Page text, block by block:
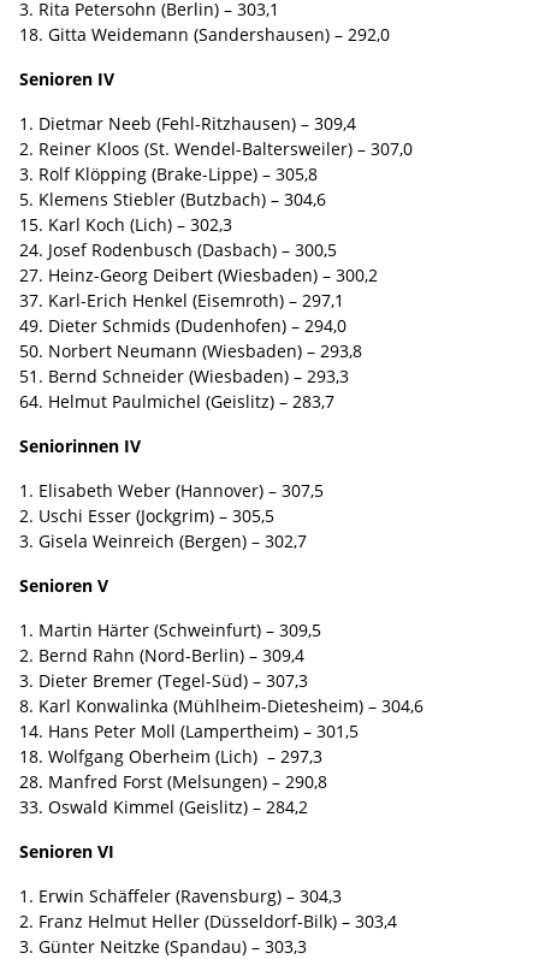
3. Rita Petersohn (Berlin) – 303,1
18. Gitta Weidemann (Sandershausen) – 292,0
Senioren IV
1. Dietmar Neeb (Fehl-Ritzhausen) – 309,4
2. Reiner Kloos (St. Wendel-Baltersweiler) – 307,0
3. Rolf Klöpping (Brake-Lippe) – 305,8
5. Klemens Stiebler (Butzbach) – 304,6
15. Karl Koch (Lich) – 302,3
24. Josef Rodenbusch (Dasbach) – 300,5
27. Heinz-Georg Deibert (Wiesbaden) – 300,2
37. Karl-Erich Henkel (Eisemroth) – 297,1
49. Dieter Schmids (Dudenhofen) – 294,0
50. Norbert Neumann (Wiesbaden) – 293,8
51. Bernd Schneider (Wiesbaden) – 293,3
64. Helmut Paulmichel (Geislitz) – 283,7
Seniorinnen IV
1. Elisabeth Weber (Hannover) – 307,5
2. Uschi Esser (Jockgrim) – 305,5
3. Gisela Weinreich (Bergen) – 302,7
Senioren V
1. Martin Härter (Schweinfurt) – 309,5
2. Bernd Rahn (Nord-Berlin) – 309,4
3. Dieter Bremer (Tegel-Süd) – 307,3
8. Karl Konwalinka (Mühlheim-Dietesheim) – 304,6
14. Hans Peter Moll (Lampertheim) – 301,5
18. Wolfgang Oberheim (Lich) – 297,3
28. Manfred Forst (Melsungen) – 290,8
33. Oswald Kimmel (Geislitz) – 284,2
Senioren VI
1. Erwin Schäffeler (Ravensburg) – 304,3
2. Franz Helmut Heller (Düsseldorf-Bilk) – 303,4
3. Günter Neitzke (Spandau) – 303,3